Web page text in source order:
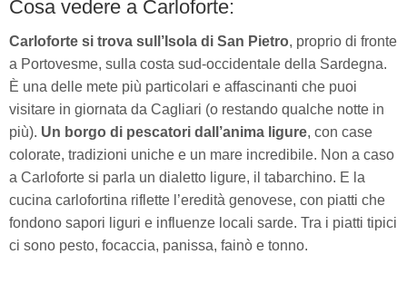
Cosa vedere a Carloforte:
Carloforte si trova sull’Isola di San Pietro, proprio di fronte
a Portovesme, sulla costa sud-occidentale della Sardegna.
È una delle mete più particolari e affascinanti che puoi
visitare in giornata da Cagliari (o restando qualche notte in
più). Un borgo di pescatori dall’anima ligure, con case
colorate, tradizioni uniche e un mare incredibile. Non a caso
a Carloforte si parla un dialetto ligure, il tabarchino. E la
cucina carlofortina riflette l’eredità genovese, con piatti che
fondono sapori liguri e influenze locali sarde. Tra i piatti tipici
ci sono pesto, focaccia, panissa, fainò e tonno.